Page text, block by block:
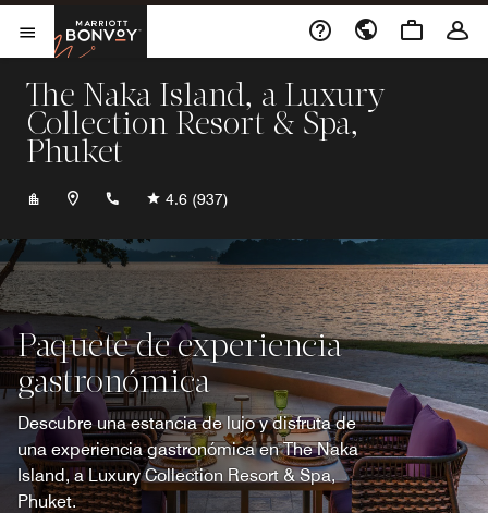
Skip to Content
Abrir el menú
Marriott Bonvoy
The Naka Island, a Luxury
Collection Resort & Spa,
Phuket
+6676371400
4.6 (937)
Paquete de experiencia
gastronómica
Descubre una estancia de lujo y disfruta de
una experiencia gastronómica en The Naka
Island, a Luxury Collection Resort & Spa,
Phuket.